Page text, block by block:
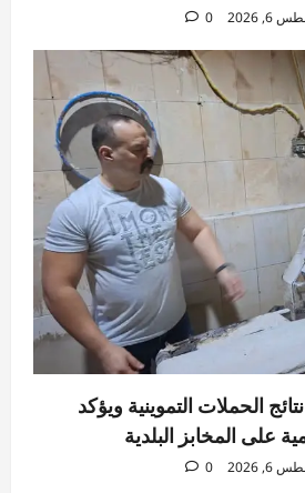
2026
0
الحملات التموينية ويؤكد
على المخابز البلدية
2026
0